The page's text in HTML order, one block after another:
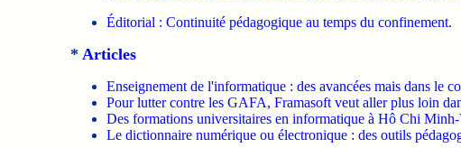
Éditorial : Continuité pédagogique au temps du confinement.
* Articles
Enseignement de l'informatique : des avancées mais dans le
Pour lutter contre les GAFA, Framasoft veut aller plus loin
Des formations universitaires en informatique à Hô Chi
Le dictionnaire numérique ou électronique : des outils